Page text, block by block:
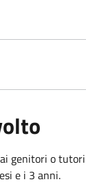
genitori o
e i 3 anni.